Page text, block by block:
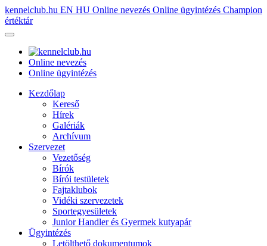
kennelclub.hu EN HU Online nevezés Online ügyintézés Champion
értéktár
Online nevezés
Online ügyintézés
Kezdőlap
Kereső
Hírek
Galériák
Archívum
Szervezet
Vezetőség
Bírók
Bírói testületek
Fajtaklubok
Vidéki szervezetek
Sportegyesületek
Junior Handler és Gyermek kutyapár
Ügyintézés
Letölthető dokumentumok